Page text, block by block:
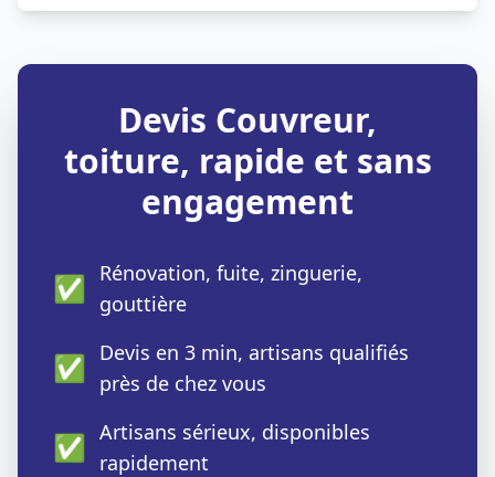
Devis Couvreur,
toiture, rapide et sans
engagement
✅ Rénovation, fuite, zinguerie,
gouttière
✅ Devis en 3 min, artisans qualifiés
près de chez vous
✅ Artisans sérieux, disponibles
rapidement